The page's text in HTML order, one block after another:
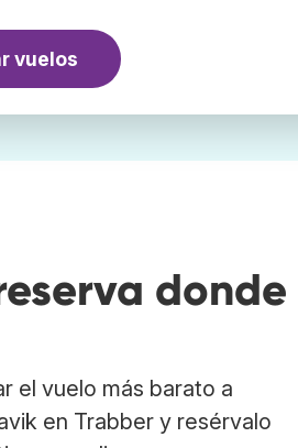
vuelos
donde
el vuelo más barato a
en Trabber y resérvalo